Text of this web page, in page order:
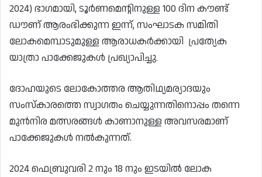
2024) ഭാഗമായി, ടൂർണമെന്റിനുള്ള 100 ദിന കൗണ്ട്
ഡൗണ് ആരംഭിക്കുന്ന ഇന്ന്, സംഘാടക സമിതി
ലോകമെമ്പാടുമുള്ള ആരാധകർക്കായി പ്രത്യേക
യാത്രാ പാക്കേജുകൾ പ്രഖ്യാപിച്ചു.
ദോഹയുടെ ലോകോത്തര ആതിഥ്യമര്യാദയും
സംസ്കാരത്തെ സ്വാഗതം ചെയ്യുന്നതിനൊപ്പം തന്നെ
മുൻനിര മത്സരങ്ങൾ കാണാനുള്ള അവസരമാണ്
പാക്കേജുകൾ നൽകുന്നത്.
2024 ഫെബ്രുവരി 2 നും 18 നും ഇടയിൽ ലോക